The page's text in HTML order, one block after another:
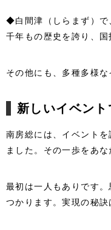
◆白間津（しらまず）で
千年もの歴史を誇り、
その他にも、多種多様な
新しいイベン
南房総には、イベント
ました。その一歩をあ
最初は一人もありです
つかります。実現の秘訣